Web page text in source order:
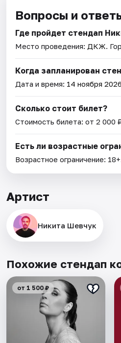
Вопросы и
Где пройдет стендап
Место проведения: ДКЖ.
Когда запланирован
Дата и время: 14 ноября 2026
Сколько стоит билет?
Стоимость билета: от 2 000
Есть ли возрастные
Возрастное ограничение:
Артист
Никита Шевчук
Похожие стендап
от 1 500 ₽